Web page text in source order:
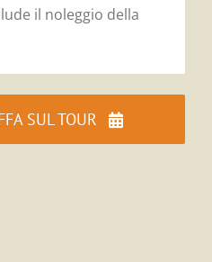
il noleggio della
SUL TOUR